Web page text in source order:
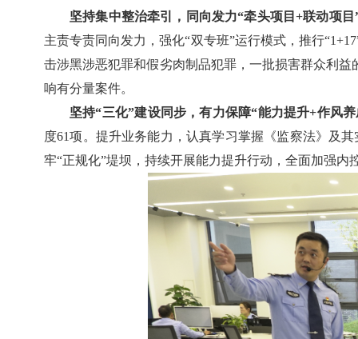
坚持集中整治牵引，同向发力“牵头项目+联动项目
主责专责同向发力，强化“双专班”运行模式，推行
击涉黑涉恶犯罪和假劣肉制品犯罪，一批损害群众利
响有分量案件。
坚持“三化”建设同步，有力保障“能力提升+作风
度61项。提升业务能力，认真学习掌握《监察法》及
牢“正规化”堤坝，持续开展能力提升行动，全面加强内